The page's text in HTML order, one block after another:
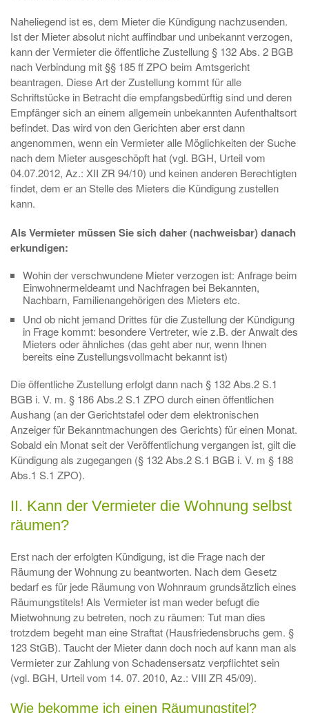
Naheliegend ist es, dem Mieter die Kündigung nachzusenden.
Ist der Mieter absolut nicht auffindbar und unbekannt verzogen,
kann der Vermieter die öffentliche Zustellung § 132 Abs. 2 BGB
nach Verbindung mit §§ 185 ff ZPO beim Amtsgericht
beantragen. Diese Art der Zustellung kommt für alle
Schriftstücke in Betracht die empfangsbedürftig sind und deren
Empfänger sich an einem allgemein unbekannten Aufenthaltsort
befindet. Das wird von den Gerichten aber erst dann
angenommen, wenn ein Vermieter alle Möglichkeiten der Suche
nach dem Mieter ausgeschöpft hat (vgl. BGH, Urteil vom
04.07.2012, Az.: XII ZR 94/10) und keinen anderen Berechtigten
findet, dem er an Stelle des Mieters die Kündigung zustellen
kann.
Als Vermieter müssen Sie sich daher (nachweisbar) danach
erkundigen:
Wohin der verschwundene Mieter verzogen ist: Anfrage beim
Einwohnermeldeamt und Nachfragen bei Bekannten,
Nachbarn, Familienangehörigen des Mieters etc.
Und ob nicht jemand Drittes für die Zustellung der Kündigung
in Frage kommt: besondere Vertreter, wie z.B. der Anwalt des
Mieters oder ähnliches (das geht aber nur, wenn Ihnen
bereits eine Zustellungsvollmacht bekannt ist)
Die öffentliche Zustellung erfolgt dann nach § 132 Abs.2 S.1
BGB i. V. m. § 186 Abs.2 S.1 ZPO durch einen öffentlichen
Aushang (an der Gerichtstafel oder dem elektronischen
Anzeiger für Bekanntmachungen des Gerichts) für einen Monat.
Sobald ein Monat seit der Veröffentlichung vergangen ist, gilt die
Kündigung als zugegangen (§ 132 Abs.2 S.1 BGB i. V. m § 188
Abs.1 S.1 ZPO).
II. Kann der Vermieter die Wohnung selbst
räumen?
Erst nach der erfolgten Kündigung, ist die Frage nach der
Räumung der Wohnung zu beantworten. Nach dem Gesetz
bedarf es für jede Räumung von Wohnraum grundsätzlich eines
Räumungstitels! Als Vermieter ist man weder befugt die
Mietwohnung zu betreten, noch zu räumen: Tut man dies
trotzdem begeht man eine Straftat (Hausfriedensbruchs gem. §
123 StGB). Taucht der Mieter dann doch noch auf kann man als
Vermieter zur Zahlung von Schadensersatz verpflichtet sein
(vgl. BGH, Urteil vom 14. 07. 2010, Az.: VIII ZR 45/09).
Wie bekomme ich einen Räumungstitel?